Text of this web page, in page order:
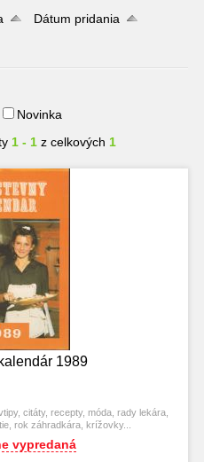
Dátum pridania
Novinka
1 - 1 z celkových 1
1989
citáty, recepty, móda, rady lekára,
rok záhradkára, krížovky...
vypredaná